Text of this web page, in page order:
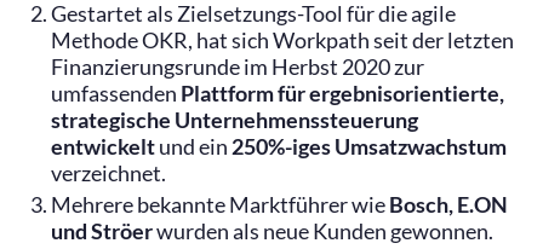
Gestartet als Zielsetzungs-Tool für die agile
Methode OKR, hat sich Workpath seit der letzten
Finanzierungsrunde im Herbst 2020 zur
umfassenden Plattform für ergebnisorientierte,
strategische Unternehmenssteuerung
entwickeltund ein 250%-iges Umsatzwachstum
verzeichnet.
Mehrere bekannte Marktführer wieBosch, E.ON
und Ströerwurden als neue Kunden gewonnen.